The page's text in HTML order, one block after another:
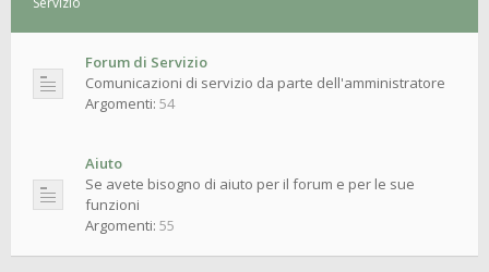
Forum di Servizio
Comunicazioni di servizio da parte dell'amministratore
Argomenti: 54
Aiuto
Se avete bisogno di aiuto per il forum e per le sue
funzioni
Argomenti: 55